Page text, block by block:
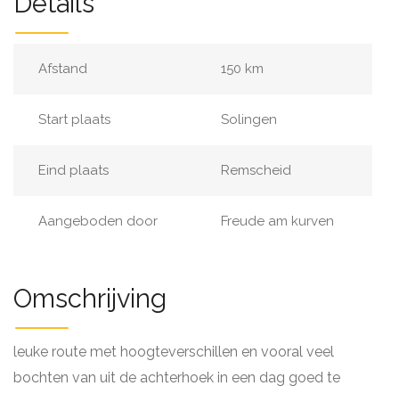
Afstand 150 km
Start plaats Solingen
Eind plaats Remscheid
Aangeboden door Freude am kurven
Omschrijving
leuke route met hoogteverschillen en vooral veel
bochten van uit de achterhoek in een dag goed te